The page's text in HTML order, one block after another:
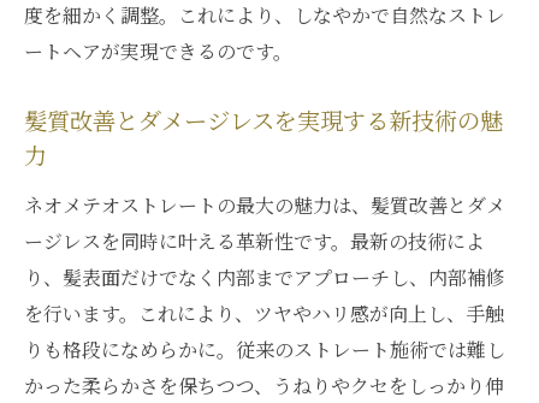
度を細かく調整。これにより、しなやかで自然なストレ
ートヘアが実現できるのです。
髪質改善とダメージレスを実現する新技術の魅
力
ネオメテオストレートの最大の魅力は、髪質改善とダメ
ージレスを同時に叶える革新性です。最新の技術によ
り、髪表面だけでなく内部までアプローチし、内部補修
を行います。これにより、ツヤやハリ感が向上し、手触
りも格段になめらかに。従来のストレート施術では難し
かった柔らかさを保ちつつ、うねりやクセをしっかり伸